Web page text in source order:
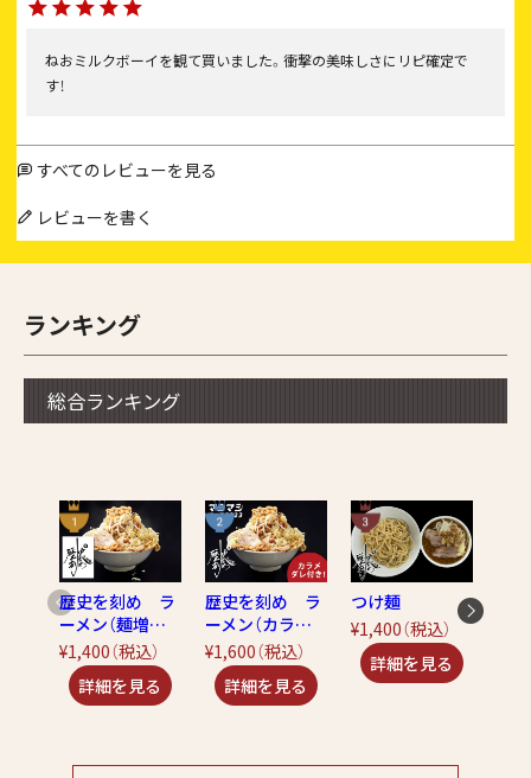
ねおミルクボーイを観て買いました。衝撃の美味しさにリピ確定で
す！
すべてのレビューを見る
レビューを書く
ランキング
総合ランキング
歴史を刻め ラ
ーメン（麺増量4
00g!!）
¥1,400（税込）
歴史を刻め ラ
ーメン（カラメ
ダレ付き！）
¥1,600（税込）
つけ麺
¥1,400（税込）